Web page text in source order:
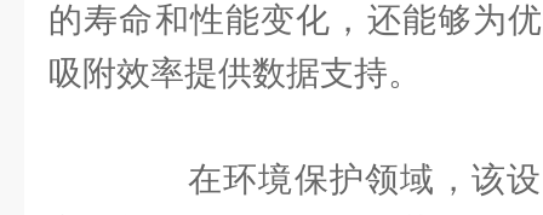
的寿命和性能变化，还能够为
吸附效率提供数据支持。
在环境保护领域，该设